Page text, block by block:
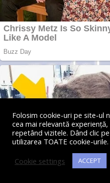
Folosim cookie-uri pe site-ul
cea mai relevantă
repetând vizitele. Dând clic
utilizarea TOATE cookie-urile.
Cookie settings
ACCEPT